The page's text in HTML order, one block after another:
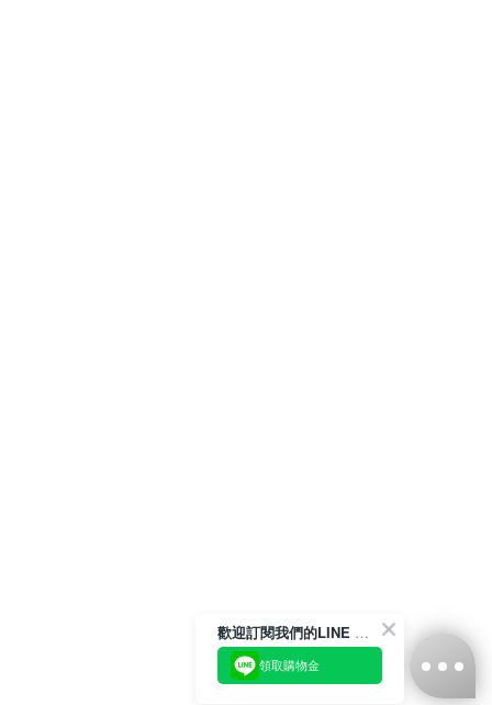
歡迎訂閱我們的LINE 官方帳號
領取購物金